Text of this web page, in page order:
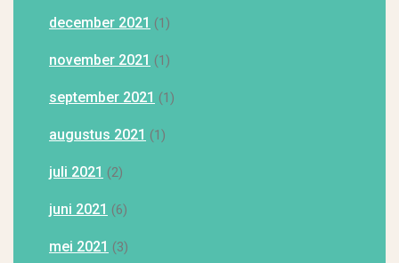
december 2021 (1)
november 2021 (1)
september 2021 (1)
augustus 2021 (1)
juli 2021 (2)
juni 2021 (6)
mei 2021 (3)